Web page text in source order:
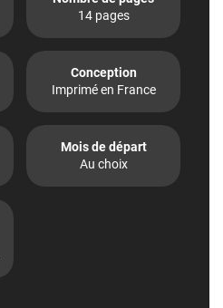
14 pages
Conception
Imprimé en France
Mois de départ
Au choix